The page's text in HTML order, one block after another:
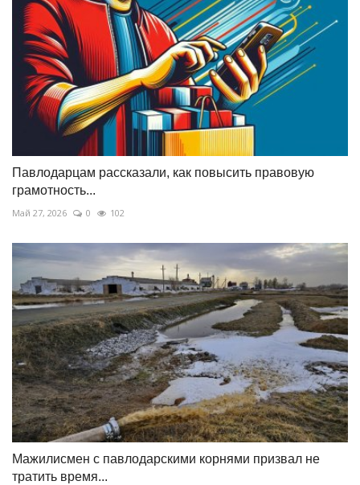
Павлодарцам рассказали, как повысить правовую
грамотность...
Май 27, 2026 0 102
Мажилисмен с павлодарскими корнями призвал не
тратить время...